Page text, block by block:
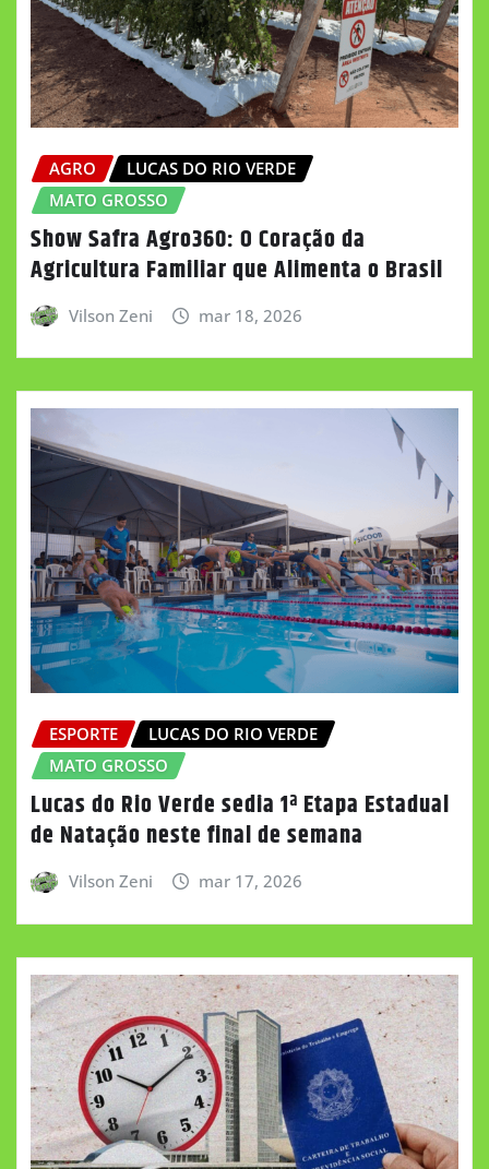
AGRO
LUCAS DO RIO VERDE
MATO GROSSO
Show Safra Agro360: O Coração da
Agricultura Familiar que Alimenta o Brasil
Vilson Zeni mar 18, 2026
ESPORTE
LUCAS DO RIO VERDE
MATO GROSSO
Lucas do Rio Verde sedia 1ª Etapa Estadual
de Natação neste final de semana
Vilson Zeni mar 17, 2026